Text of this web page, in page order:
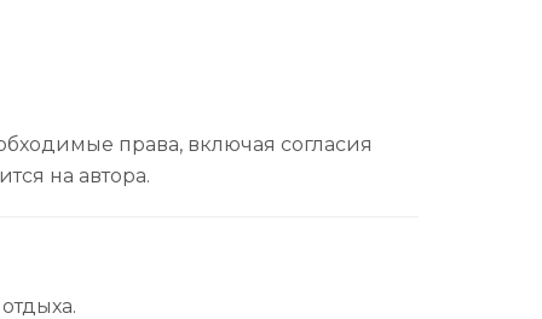
права, включая согласия
на автора.